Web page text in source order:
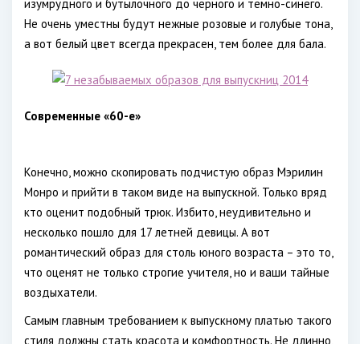
изумрудного и бутылочного до черного и темно-синего.
Не очень уместны будут нежные розовые и голубые тона,
а вот белый цвет всегда прекрасен, тем более для бала.
Современные «60-е»
Конечно, можно скопировать подчистую образ Мэрилин
Монро и прийти в таком виде на выпускной. Только вряд
кто оценит подобный трюк. Избито, неудивительно и
несколько пошло для 17 летней девицы. А вот
романтический образ для столь юного возраста – это то,
что оценят не только строгие учителя, но и ваши тайные
воздыхатели.
Самым главным требованием к выпускному платью такого
стиля должны стать красота и комфортность. Не длинно,